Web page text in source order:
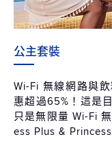
公主套裝
Wi-Fi 無線網路與
惠超過65%！這是
只是無限量 Wi-Fi
ess Plus &